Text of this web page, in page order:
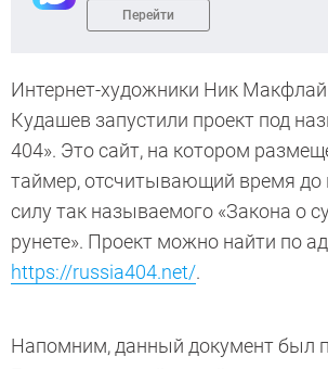
Перейти
Интернет-художники Ник Макфлай
Кудашев запустили проект под
404». Это сайт, на котором
таймер, отсчитывающий время до
силу так называемого «Закона о
рунете». Проект можно найти по
https://russia404.net/.
Напомним, данный документ был